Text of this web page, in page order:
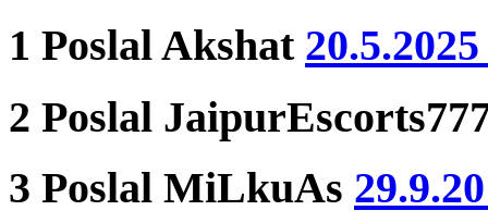
1 PoslalAkshat
2 Poslal
3 Poslal MiLkuAs